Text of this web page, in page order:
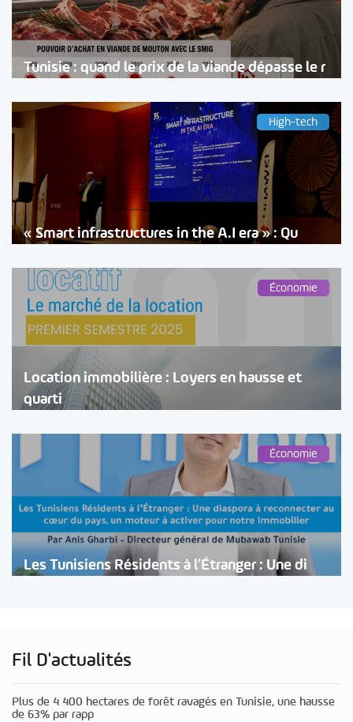
Tunisie : quand le prix de la viande dépasse le r
High-tech
« Smart infrastructures in the A.I era » : Qu
Économie
Location immobilière : Loyers en hausse et
quarti
Économie
Les Tunisiens Résidents à l’Étranger : Une di
Fil D'actualités
Plus de 4 400 hectares de forêt ravagés en Tunisie, une hausse
de 63% par rapp